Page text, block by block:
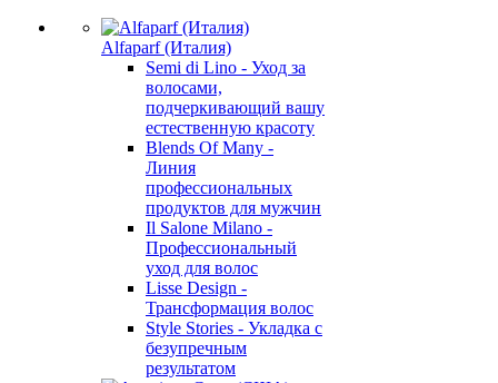
Alfaparf (Италия)
Semi di Lino - Уход за
волосами,
подчеркивающий вашу
естественную красоту
Blends Of Many -
Линия
профессиональных
продуктов для мужчин
Il Salone Milano -
Профессиональный
уход для волос
Lisse Design -
Трансформация волос
Style Stories - Укладка с
безупречным
результатом